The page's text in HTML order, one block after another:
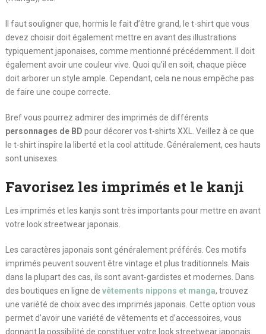
Il faut souligner que, hormis le fait d’être grand, le t-shirt que vous
devez choisir doit également mettre en avant des illustrations
typiquement japonaises, comme mentionné précédemment. Il doit
également avoir une couleur vive. Quoi qu’il en soit, chaque pièce
doit arborer un style ample. Cependant, cela ne nous empêche pas
de faire une coupe correcte.
Bref vous pourrez admirer des imprimés de différents
personnages de BD pour décorer vos t-shirts XXL. Veillez à ce que
le t-shirt inspire la liberté et la cool attitude. Généralement, ces hauts
sont unisexes.
Favorisez les imprimés et le kanji
Les imprimés et les kanjis sont très importants pour mettre en avant
votre look streetwear japonais.
Les caractères japonais sont généralement préférés. Ces motifs
imprimés peuvent souvent être vintage et plus traditionnels. Mais
dans la plupart des cas, ils sont avant-gardistes et modernes. Dans
des boutiques en ligne de vêtements nippons et manga, trouvez
une variété de choix avec des imprimés japonais. Cette option vous
permet d’avoir une variété de vêtements et d’accessoires, vous
donnant la possibilité de constituer votre look streetwear japonais.